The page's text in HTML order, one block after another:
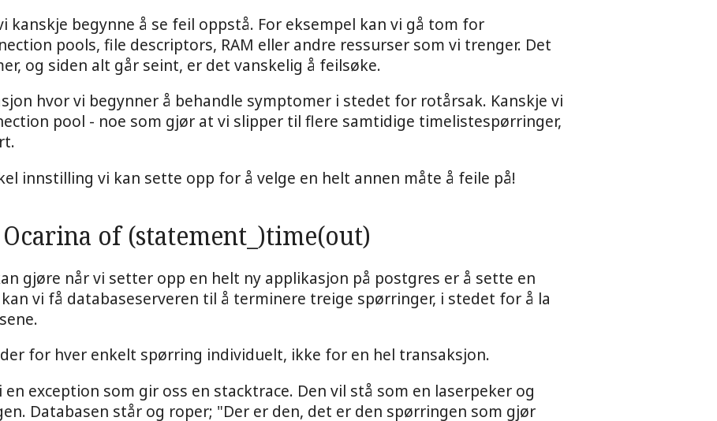
kanskje begynne å se feil oppstå. For eksempel kan vi gå tom for
pools, file descriptors, RAM eller andre ressurser som vi trenger. Det
og siden alt går seint, er det vanskelig å feilsøke.
hvor vi begynner å behandle symptomer i stedet for rotårsak. Kanskje vi
pool - noe som gjør at vi slipper til flere samtidige timelistespørringer,
innstilling vi kan sette opp for å velge en helt annen måte å feile på!
Ocarina of (statement_)time(out)
gjøre når vi setter opp en helt ny applikasjon på postgres er å sette en
kan vi få databaseserveren til å terminere treige spørringer, i stedet for å la
for hver enkelt spørring individuelt, ikke for en hel transaksjon.
exception som gir oss en stacktrace. Den vil stå som en laserpeker og
Databasen står og roper; "Der er den, det er den spørringen som gjør